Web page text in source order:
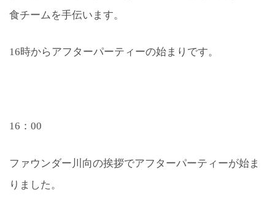
食チームを手伝います。
16時からアフターパーティーの始まりです。
16：00
ファウンダー川向の挨拶でアフターパーティーが始ま
りました。